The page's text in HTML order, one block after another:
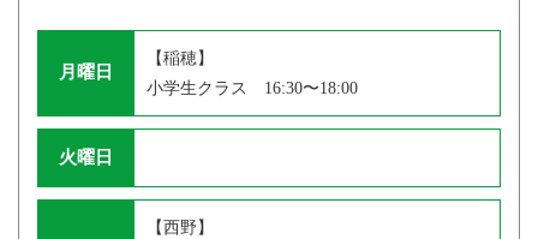
月曜日
【稲穂】
小学生クラス 16:30〜18:00
火曜日
【西野】